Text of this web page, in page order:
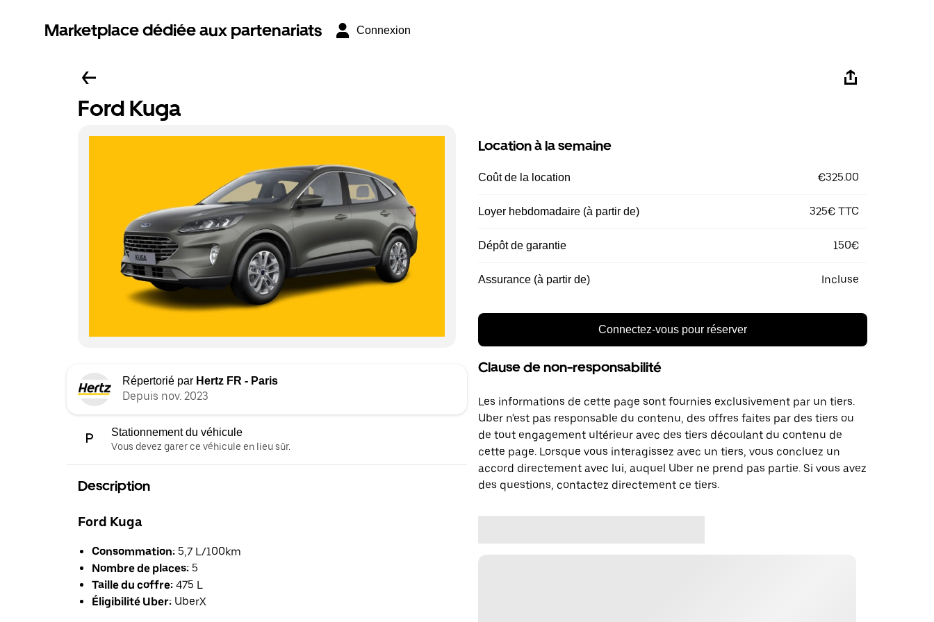
Marketplace dédiée aux partenariats Connexion
Ford Kuga
Répertorié par Hertz FR - Paris
Depuis nov. 2023
Stationnement du véhicule
Vous devez garer ce véhicule en lieu sûr.
Description
Ford Kuga
Consommation: 5,7 L/100km
Nombre de places: 5
Taille du coffre: 475 L
Éligibilité Uber: UberX
Location à la semaine
Coût de la location €325.00
Loyer hebdomadaire (à partir de) 325€ TTC
Dépôt de garantie 150€
Assurance (à partir de) Incluse
Connectez-vous pour réserver
Clause de non-responsabilité
Les informations de cette page sont fournies exclusivement par un tiers.
Uber n'est pas responsable du contenu, des offres faites par des tiers ou
de tout engagement ultérieur avec des tiers découlant du contenu de
cette page. Lorsque vous interagissez avec un tiers, vous concluez un
accord directement avec lui, auquel Uber ne prend pas partie. Si vous avez
des questions, contactez directement ce tiers.